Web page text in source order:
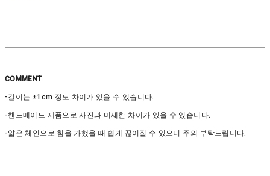
COMMENT
-길이는 ±1cm 정도 차이가 있을 수 있습니다.
-핸드메이드 제품으로 사진과 미세한 차이가 있을 수 있습니다.
-얇은 체인으로 힘을 가했을 때 쉽게 끊어질 수 있으니 주의 부탁드립니다.